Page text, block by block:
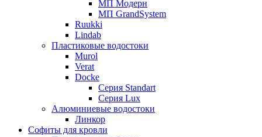
МП Модерн
МП GrandSystem
Ruukki
Lindab
Пластиковые водостоки
Murol
Verat
Docke
Серия Standart
Серия Lux
Алюминиевые водостоки
Линкор
Софиты для кровли